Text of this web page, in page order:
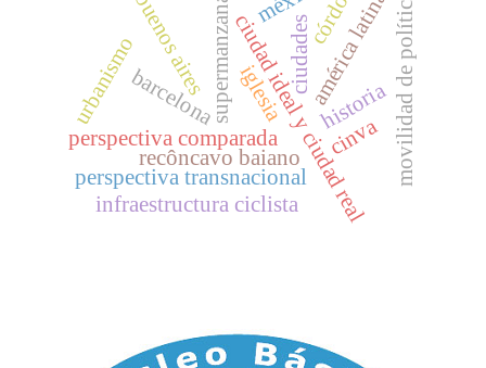
barcelona
buenos aires supermanzanaciudad ideal y ciudad real
ciudadesamérica latina
historia
perspectiva transnacional
perspectiva comparada movilidad de políticas
infraestructura ciclista
cinva
recôncavo baiano
urbanismo iglesia